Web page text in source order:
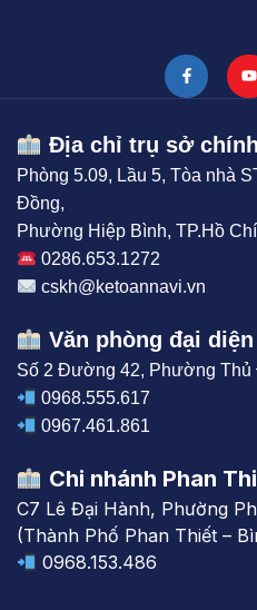
Địa chỉ trụ sở
Phòng 5.09, Lầu 5, Tòa nhà
Đồng,
Phường Hiệp Bình, TP.Hồ
0286.653.1272
cskh@ketoannavi.vn
Văn phòng đại diện
Số 2 Đường 42, Phường Thủ
0968.555.617
0967.461.861
Chi nhánh Phan
C7 Lê Đại Hành, Phường
(Thành Phố Phan Thiết –
0968.153.486